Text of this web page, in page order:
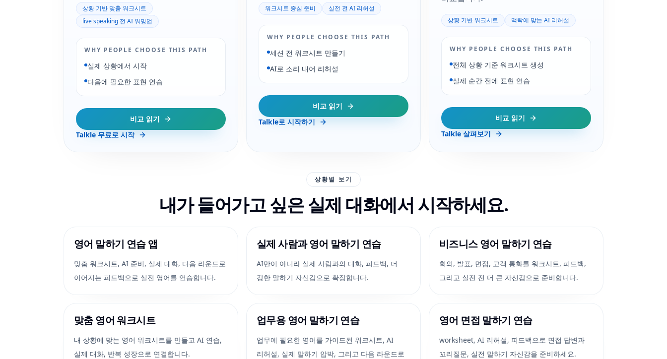
상황 기반 맞춤 워크시트
live speaking 전 AI 워밍업
WHY PEOPLE CHOOSE THIS PATH
실제 상황에서 시작
다음에 필요한 표현 연습
비교 읽기
Talkle 무료로 시작
워크시트 중심 준비 실전 전 AI 리허설
WHY PEOPLE CHOOSE THIS PATH
세션 전 워크시트 만들기
AI로 소리 내어 리허설
비교 읽기
Talkle로 시작하기
상황 기반 워크시트 맥락에 맞는 AI 리허설
WHY PEOPLE CHOOSE THIS PATH
전체 상황 기준 워크시트 생성
실제 순간 전에 표현 연습
비교 읽기
Talkle 살펴보기
상황별 보기
내가 들어가고 싶은 실제 대화에서 시작하세요.
영어 말하기 연습 앱
맞춤 워크시트, AI 준비, 실제 대화, 다음 라운드로
이어지는 피드백으로 실전 영어를 연습합니다.
실제 사람과 영어 말하기 연습
AI만이 아니라 실제 사람과의 대화, 피드백, 더
강한 말하기 자신감으로 확장합니다.
비즈니스 영어 말하기 연습
회의, 발표, 면접, 고객 통화를 워크시트, 피드백,
그리고 실전 전 더 큰 자신감으로 준비합니다.
맞춤 영어 워크시트
내 상황에 맞는 영어 워크시트를 만들고 AI 연습,
실제 대화, 반복 성장으로 연결합니다.
업무용 영어 말하기 연습
업무에 필요한 영어를 가이드된 워크시트, AI
리허설, 실제 말하기 압박, 그리고 다음 라운드로
영어 면접 말하기 연습
worksheet, AI 리허설, 피드백으로 면접 답변과
꼬리질문, 실전 말하기 자신감을 준비하세요.